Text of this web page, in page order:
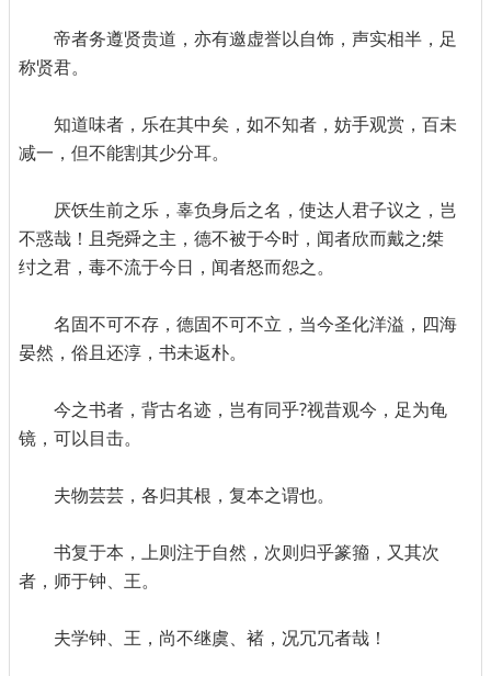
帝者务遵贤贵道，亦有邀虚誉以自饰，声实相半，足
称贤君。
知道味者，乐在其中矣，如不知者，妨手观赏，百未
减一，但不能割其少分耳。
厌饫生前之乐，辜负身后之名，使达人君子议之，岂
不惑哉！且尧舜之主，德不被于今时，闻者欣而戴之;桀
纣之君，毒不流于今日，闻者怒而怨之。
名固不可不存，德固不可不立，当今圣化洋溢，四海
晏然，俗且还淳，书未返朴。
今之书者，背古名迹，岂有同乎?视昔观今，足为龟
镜，可以目击。
夫物芸芸，各归其根，复本之谓也。
书复于本，上则注于自然，次则归乎篆籀，又其次
者，师于钟、王。
夫学钟、王，尚不继虞、褚，况冗冗者哉！